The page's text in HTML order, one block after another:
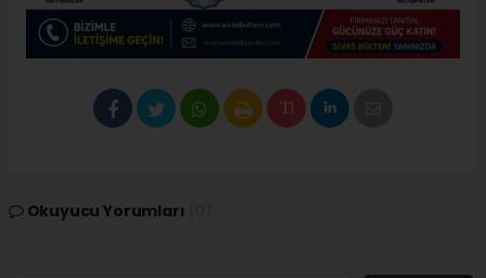
Okuyucu Yorumları